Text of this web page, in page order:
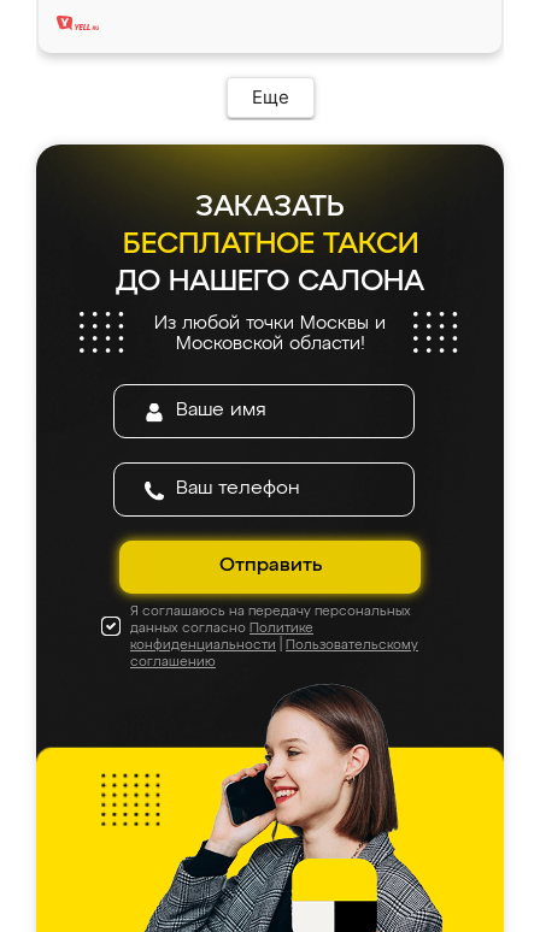
Еще
ЗАКАЗАТЬ
БЕСПЛАТНОЕ ТАКСИ
ДО НАШЕГО САЛОНА
Из любой точки Москвы и
Московской области!
Отправить
Я соглашаюсь на передачу персональных
данных согласно Политике
конфиденциальности
Пользовательскому
соглашению